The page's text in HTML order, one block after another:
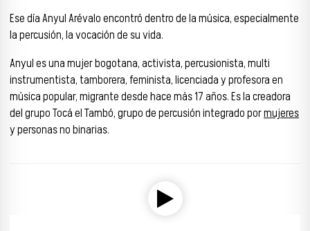
Ese día Anyul Arévalo encontró dentro de la música, especialmente
la percusión, la vocación de su vida.
Anyul es una mujer bogotana, activista, percusionista, multi
instrumentista, tamborera, feminista, licenciada y profesora en
música popular, migrante desde hace más 17 años. Es la creadora
del grupo Tocá el Tambó, grupo de percusión integrado pormujeres
y personas no binarias.